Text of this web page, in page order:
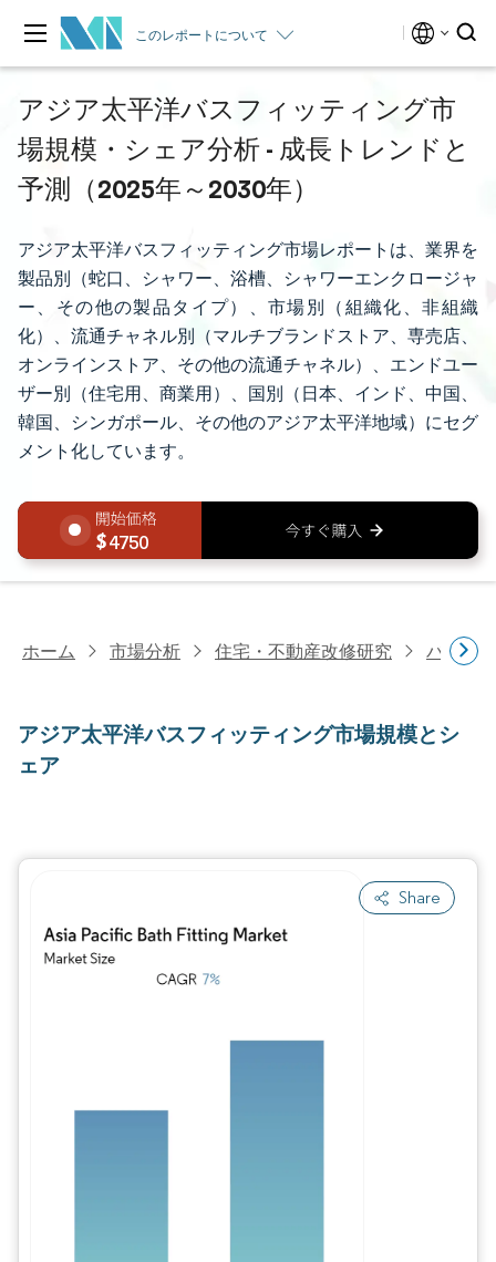
このレポートについて
アジア太平洋バスフィッティング市
場規模・シェア分析 - 成長トレンドと
予測（2025年～2030年）
アジア太平洋バスフィッティング市場レポートは、業界を
製品別（蛇口、シャワー、浴槽、シャワーエンクロージャ
ー、その他の製品タイプ）、市場別（組織化、非組織
化）、流通チャネル別（マルチブランドストア、専売店、
オンラインストア、その他の流通チャネル）、エンドユー
ザー別（住宅用、商業用）、国別（日本、インド、中国、
韓国、シンガポール、その他のアジア太平洋地域）にセグ
メント化しています。
4750
ホーム 市場分析 住宅・不動産改修研究 バスル
アジア太平洋バスフィッティング市場規模とシ
ェア
Share